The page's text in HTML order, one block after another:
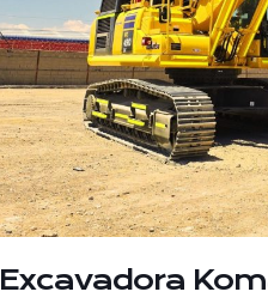
Excavadora